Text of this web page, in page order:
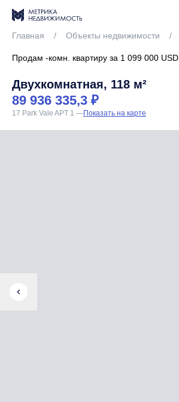
Главная / Объекты недвижимости /
Продам -комн. квартиру за 1 099 000 USD
Двухкомнатная, 118 м²
89 936 335,3 ₽
17 Park Vale APT 1 —Показать на карте
chevron_left